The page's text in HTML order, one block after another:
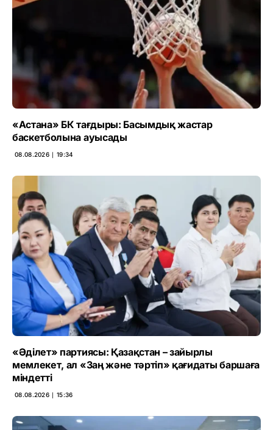
«Астана» БК тағдыры: Басымдық жастар
баскетболына ауысады
08.08.2026 ∣ 19:34
«Әділет» партиясы: Қазақстан – зайырлы
мемлекет, ал «Заң және тәртіп» қағидаты баршаға
міндетті
08.08.2026 ∣ 15:36